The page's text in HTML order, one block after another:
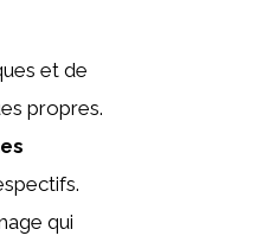
et de
propres.
qui